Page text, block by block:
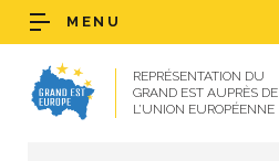
REPRÉSENTATION DU
GRAND EST AUPRÈS DE
L’UNION EUROPÉENNE
MENU